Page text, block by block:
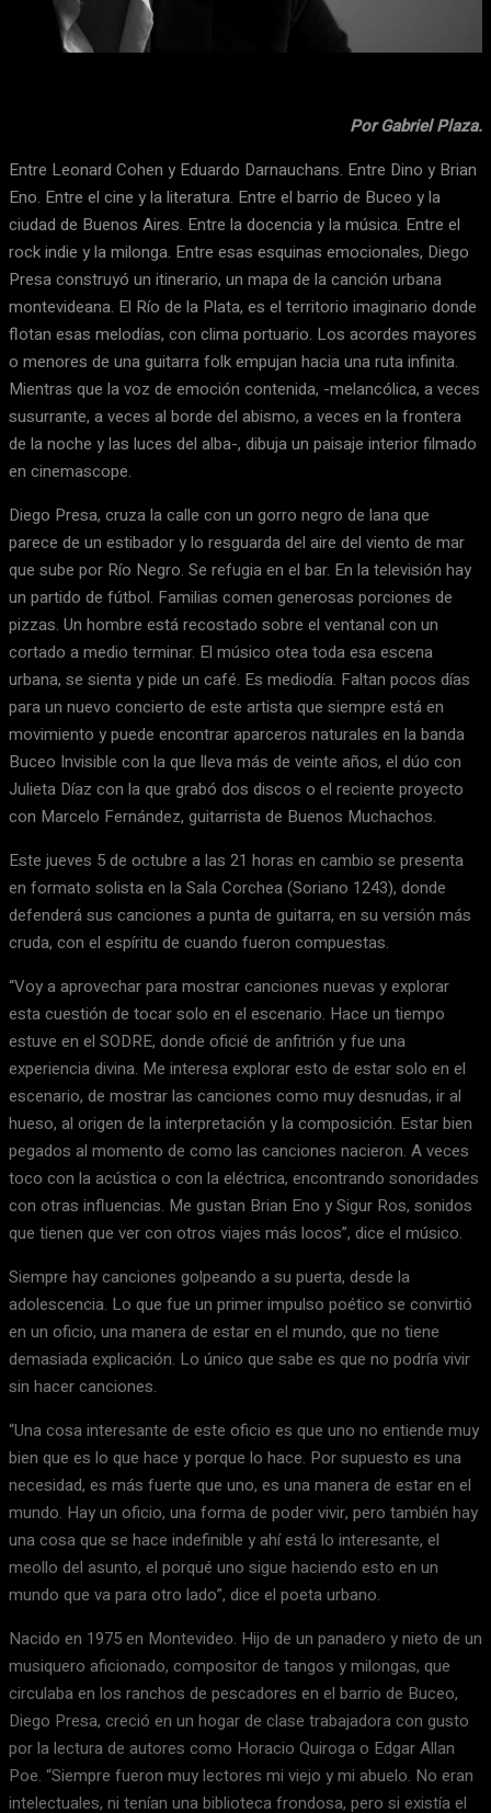
Facebook
Por Gabriel Plaza.
Entre Leonard Cohen y Eduardo Darnauchans. Entre Dino y Brian
Eno. Entre el cine y la literatura. Entre el barrio de Buceo y la
ciudad de Buenos Aires. Entre la docencia y la música. Entre el
rock indie y la milonga. Entre esas esquinas emocionales, Diego
Presa construyó un itinerario, un mapa de la canción urbana
montevideana. El Río de la Plata, es el territorio imaginario donde
flotan esas melodías, con clima portuario. Los acordes mayores
o menores de una guitarra folk empujan hacia una ruta infinita.
Mientras que la voz de emoción contenida, -melancólica, a veces
susurrante, a veces al borde del abismo, a veces en la frontera
de la noche y las luces del alba-, dibuja un paisaje interior filmado
en cinemascope.
Diego Presa, cruza la calle con un gorro negro de lana que
parece de un estibador y lo resguarda del aire del viento de mar
que sube por Río Negro. Se refugia en el bar. En la televisión hay
un partido de fútbol. Familias comen generosas porciones de
pizzas. Un hombre está recostado sobre el ventanal con un
cortado a medio terminar. El músico otea toda esa escena
urbana, se sienta y pide un café. Es mediodía. Faltan pocos días
para un nuevo concierto de este artista que siempre está en
movimiento y puede encontrar aparceros naturales en la banda
Buceo Invisible con la que lleva más de veinte años, el dúo con
Julieta Díaz con la que grabó dos discos o el reciente proyecto
con Marcelo Fernández, guitarrista de Buenos Muchachos.
Este jueves 5 de octubre a las 21 horas en cambio se presenta
en formato solista en la Sala Corchea (Soriano 1243), donde
defenderá sus canciones a punta de guitarra, en su versión más
cruda, con el espíritu de cuando fueron compuestas.
“Voy a aprovechar para mostrar canciones nuevas y explorar
esta cuestión de tocar solo en el escenario. Hace un tiempo
estuve en el SODRE, donde oficié de anfitrión y fue una
experiencia divina. Me interesa explorar esto de estar solo en el
escenario, de mostrar las canciones como muy desnudas, ir al
hueso, al origen de la interpretación y la composición. Estar bien
pegados al momento de como las canciones nacieron. A veces
toco con la acústica o con la eléctrica, encontrando sonoridades
con otras influencias. Me gustan Brian Eno y Sigur Ros, sonidos
que tienen que ver con otros viajes más locos”, dice el músico.
Siempre hay canciones golpeando a su puerta, desde la
adolescencia. Lo que fue un primer impulso poético se convirtió
en un oficio, una manera de estar en el mundo, que no tiene
demasiada explicación. Lo único que sabe es que no podría vivir
sin hacer canciones.
“Una cosa interesante de este oficio es que uno no entiende muy
bien que es lo que hace y porque lo hace. Por supuesto es una
necesidad, es más fuerte que uno, es una manera de estar en el
mundo. Hay un oficio, una forma de poder vivir, pero también hay
una cosa que se hace indefinible y ahí está lo interesante, el
meollo del asunto, el porqué uno sigue haciendo esto en un
mundo que va para otro lado”, dice el poeta urbano.
Nacido en 1975 en Montevideo. Hijo de un panadero y nieto de un
musiquero aficionado, compositor de tangos y milongas, que
circulaba en los ranchos de pescadores en el barrio de Buceo,
Diego Presa, creció en un hogar de clase trabajadora con gusto
por la lectura de autores como Horacio Quiroga o Edgar Allan
Poe. “Siempre fueron muy lectores mi viejo y mi abuelo. No eran
intelectuales, ni tenían una biblioteca frondosa, pero si existía el